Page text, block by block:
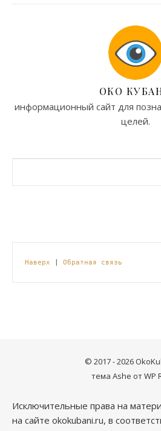
ОКО
информационный сайт для
целей.
Наверх Обратная связь
© 2017 - 2026
тема Ashe отWP
Исключительные права на
на сайте okokubani.ru, в